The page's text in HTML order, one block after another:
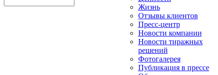
Жизнь
Отзывы клиентов
Пресс-центр
Новости компании
Новости тиражных
решений
Фотогалерея
Публикация в прессе